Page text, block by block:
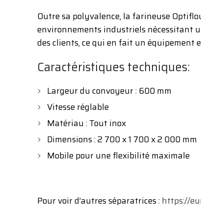
Outre sa polyvalence, la farineuse
environnements industriels nécessitant
des clients, ce qui en fait un équipement
Caractéristiques techniques:
Largeur du convoyeur : 600 mm
Vitesse réglable
Matériau : Tout inox
Dimensions : 2 700 x 1 700 x 2 000 mm
Mobile pour une flexibilité maximale
Pour voir d’autres séparatrices :https://